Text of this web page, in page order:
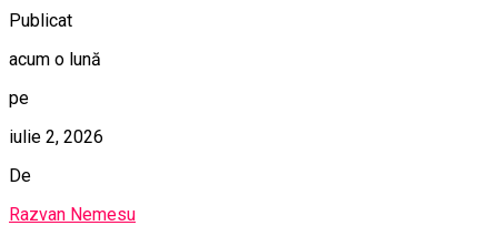
Publicat
acum o lună
pe
iulie 2, 2026
De
Razvan Nemesu